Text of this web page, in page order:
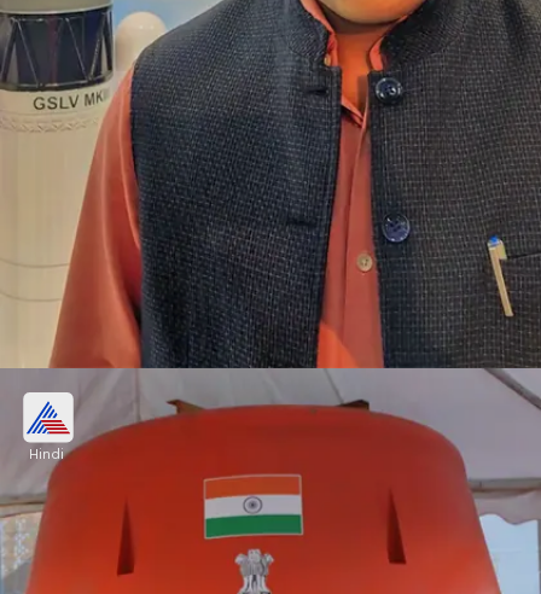
गगनयान की कामयाबी के बाद भारत के नाम होगी बड़ी
अगर भारत अपने गगनयान मिशन में कामयाब रहा तो वो ऐसा करने
वाला दुनिया का चौथा देश बन जाएगा। इससे पहले अमेरिका, चीन
और रूस ही ऐसा कर पाए हैं।
Hindi